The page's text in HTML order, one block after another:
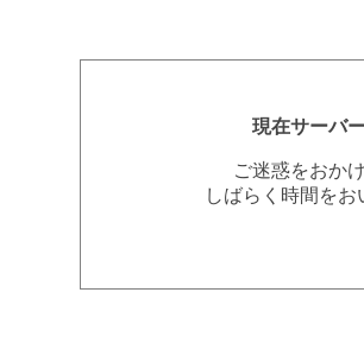
現在サーバ
ご迷惑をおか
しばらく時間を